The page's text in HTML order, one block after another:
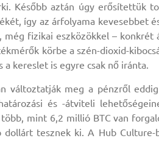
Később aztán úgy erősítettük
így az árfolyama kevesebbet
fizikai eszközökkel – konkrét
körbe a szén-dioxid-
kereslet is egyre csak nő iránta.
változtatják meg a pénzről
és -átviteli
mint 6,2 millió BTC van
tesznek ki. A Hub Culture-